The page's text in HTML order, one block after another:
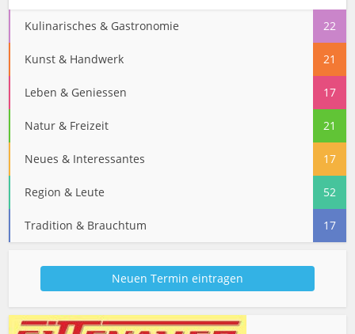
Kulinarisches & Gastronomie 22
Kunst & Handwerk 21
Leben & Geniessen 17
Natur & Freizeit 21
Neues & Interessantes 17
Region & Leute 52
Tradition & Brauchtum 17
Neuen Termin eintragen